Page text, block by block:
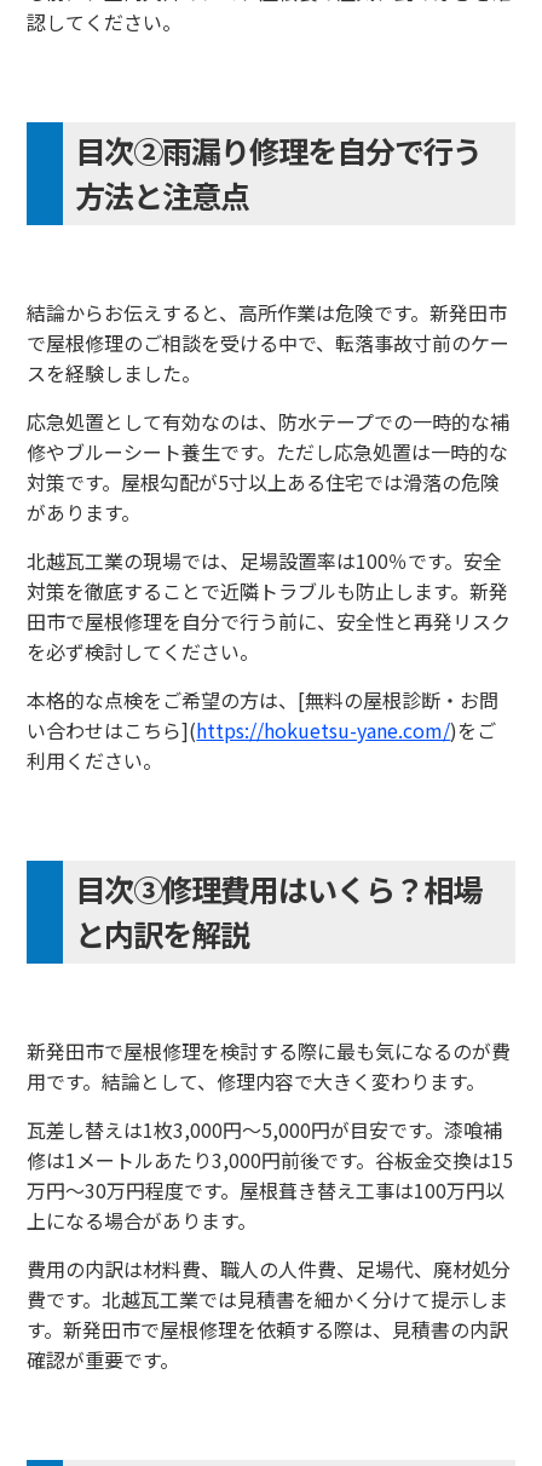
認してください。
目次②雨漏り修理を自分で行う
方法と注意点
結論からお伝えすると、高所作業は危険です。新発田市
で屋根修理のご相談を受ける中で、転落事故寸前のケー
スを経験しました。
応急処置として有効なのは、防水テープでの一時的な補
修やブルーシート養生です。ただし応急処置は一時的な
対策です。屋根勾配が5寸以上ある住宅では滑落の危険
があります。
北越瓦工業の現場では、足場設置率は100％です。安全
対策を徹底することで近隣トラブルも防止します。新発
田市で屋根修理を自分で行う前に、安全性と再発リスク
を必ず検討してください。
本格的な点検をご希望の方は、[無料の屋根診断・お問
い合わせはこちら](https://hokuetsu-yane.com/)をご
利用ください。
目次③修理費用はいくら？相場
と内訳を解説
新発田市で屋根修理を検討する際に最も気になるのが費
用です。結論として、修理内容で大きく変わります。
瓦差し替えは1枚3,000円〜5,000円が目安です。漆喰補
修は1メートルあたり3,000円前後です。谷板金交換は15
万円〜30万円程度です。屋根葺き替え工事は100万円以
上になる場合があります。
費用の内訳は材料費、職人の人件費、足場代、廃材処分
費です。北越瓦工業では見積書を細かく分けて提示しま
す。新発田市で屋根修理を依頼する際は、見積書の内訳
確認が重要です。